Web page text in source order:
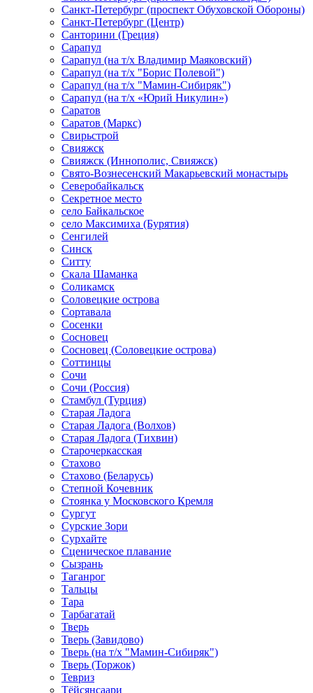
Санкт-Петербург (проспект Обуховской Обороны)
Санкт-Петербург (Центр)
Санторини (Греция)
Сарапул
Сарапул (на т/х Владимир Маяковский)
Сарапул (на т/х "Борис Полевой")
Сарапул (на т/х "Мамин-Сибиряк")
Сарапул (на т/х «Юрий Никулин»)
Саратов
Саратов (Маркс)
Свирьстрой
Свияжск
Свияжск (Иннополис, Свияжск)
Свято-Вознесенский Макарьевский монастырь
Северобайкальск
Секретное место
село Байкальское
село Максимиха (Бурятия)
Сенгилей
Синск
Ситту
Скала Шаманка
Соликамск
Соловецкие острова
Сортавала
Сосенки
Сосновец
Сосновец (Соловецкие острова)
Соттинцы
Сочи
Сочи (Россия)
Стамбул (Турция)
Старая Ладога
Старая Ладога (Волхов)
Старая Ладога (Тихвин)
Старочеркасская
Стахово
Стахово (Беларусь)
Степной Кочевник
Стоянка у Московского Кремля
Сургут
Сурские Зори
Сурхайте
Сценическое плавание
Сызрань
Таганрог
Тальцы
Тара
Тарбагатай
Тверь
Тверь (Завидово)
Тверь (на т/х "Мамин-Сибиряк")
Тверь (Торжок)
Тевриз
Тёйсянсаари